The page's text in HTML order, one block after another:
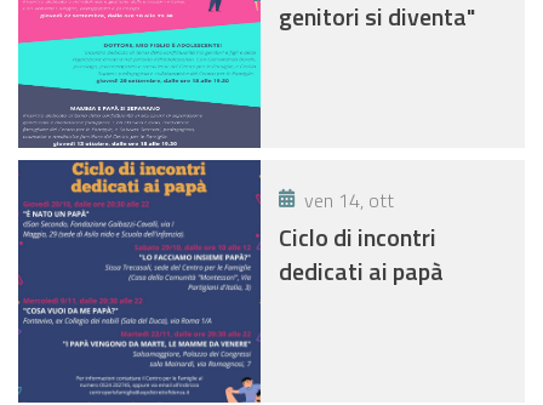
genitori si diventa"
ven 14, ott
Ciclo di incontri
dedicati ai papà